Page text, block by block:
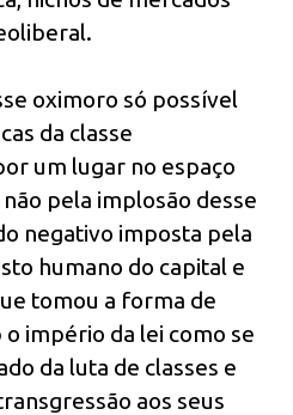
oximoro só possível
da classe
um lugar no espaço
pela implosão desse
negativo imposta pela
humano do capital e
tomou a forma de
império da lei como se
da luta de classes e
aos seus